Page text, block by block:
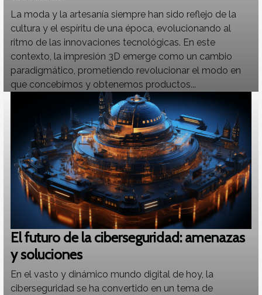
La moda y la artesanía siempre han sido reflejo de la
cultura y el espíritu de una época, evolucionando al
ritmo de las innovaciones tecnológicas. En este
contexto, la impresión 3D emerge como un cambio
paradigmático, prometiendo revolucionar el modo en
que concebimos y obtenemos productos...
El futuro de la ciberseguridad: amenazas
y soluciones
En el vasto y dinámico mundo digital de hoy, la
ciberseguridad se ha convertido en un tema de